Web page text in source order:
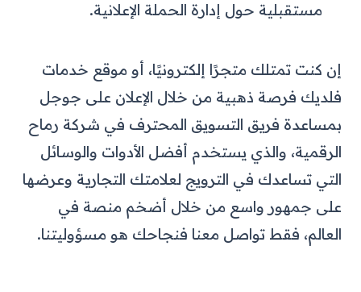
مستقبلية حول إدارة الحملة الإعلانية.
إن كنت تمتلك متجرًا إلكترونيًا، أو موقع خدمات
فلديك فرصة ذهبية من خلال الإعلان على جوجل
بمساعدة فريق التسويق المحترف في شركة رماح
الرقمية، والذي يستخدم أفضل الأدوات والوسائل
التي تساعدك في الترويج لعلامتك التجارية وعرضها
على جمهور واسع من خلال أضخم منصة في
العالم، فقط تواصل معنا فنجاحك هو مسؤوليتنا.